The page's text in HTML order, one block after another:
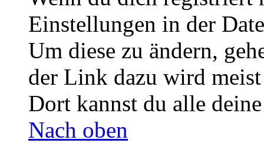
Einstellungen in der
Um diese zu ändern,
der Link dazu wird
Dort kannst du alle
Nach oben